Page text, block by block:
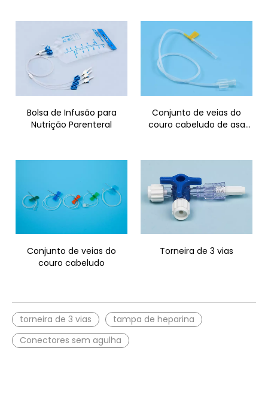
Bolsa de Infusão para
Nutrição Parenteral
Conjunto de veias do
couro cabeludo de asa
Conjunto de veias do
couro cabeludo
Torneira de 3 vias
torneira de 3 vias
tampa de heparina
Conectores sem agulha